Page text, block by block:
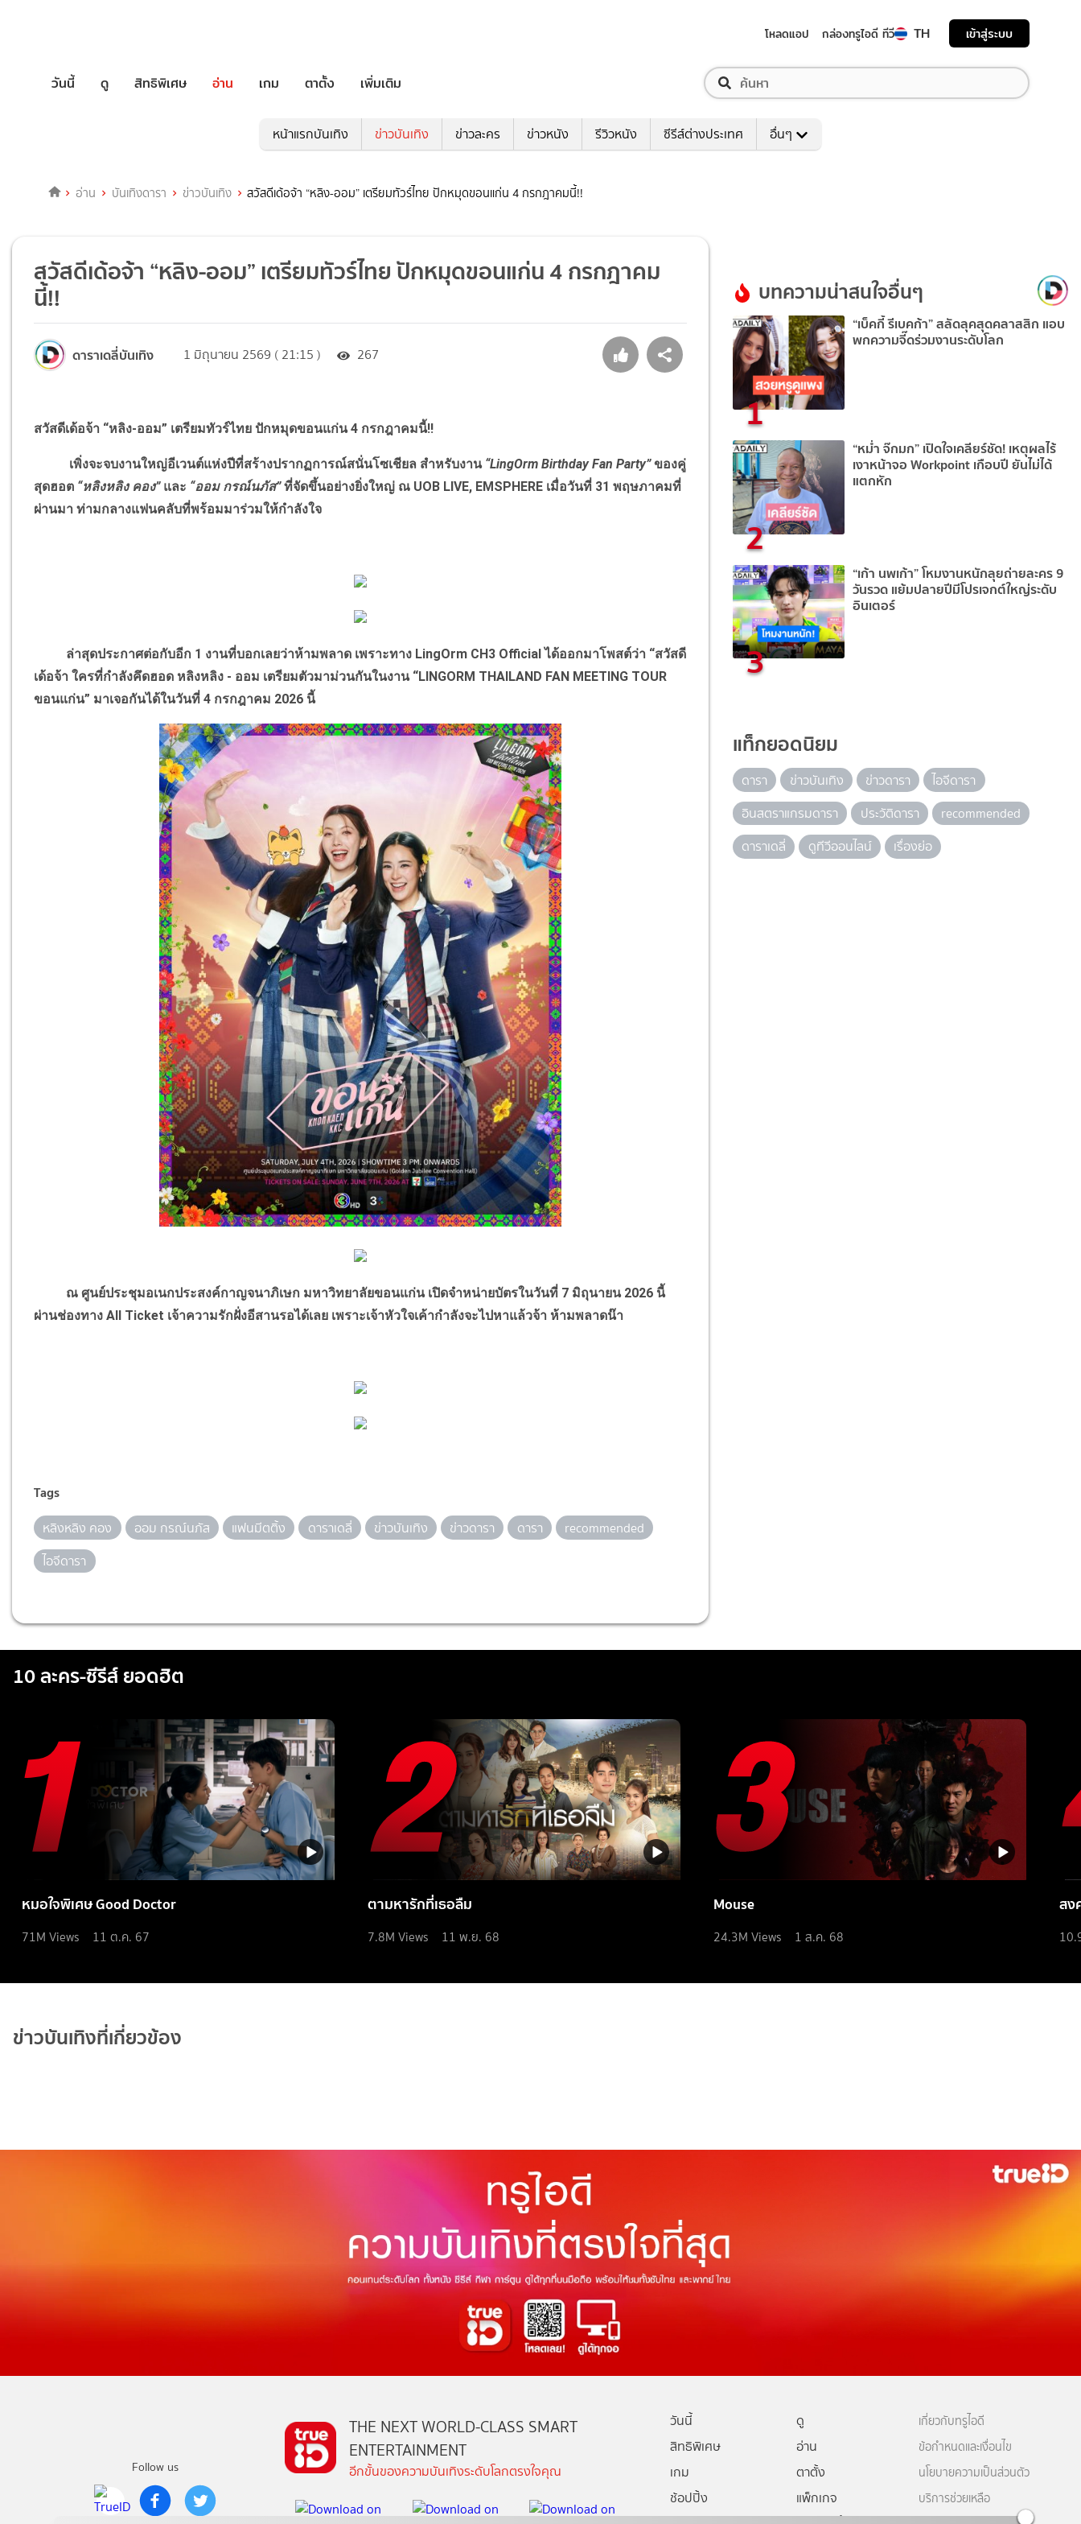
โหลดแอป กล่องทรูไอดี ทีวี TH เข้าสู่ระบบ
วันนี้ ดู สิทธิพิเศษ อ่าน เกม ตาตั้ง เพิ่มเติม
หน้าแรกบันเทิง ข่าวบันเทิง ข่าวละคร ข่าวหนัง รีวิวหนัง ซีรีส์ต่างประเทศ อื่นๆ
อ่าน บันเทิงดารา ข่าวบันเทิง สวัสดีเด้อจ้า “หลิง-ออม” เตรียมทัวร์ไทย ปักหมุดขอนแก่น 4 กรกฎาคมนี้!!
สวัสดีเด้อจ้า “หลิง-ออม” เตรียมทัวร์ไทย ปักหมุดขอนแก่น 4 กรกฎาคม
นี้!!
ดาราเดลี่บันเทิง 1 มิถุนายน 2569 ( 21:15 ) 267
สวัสดีเด้อจ้า “หลิง-ออม” เตรียมทัวร์ไทย ปักหมุดขอนแก่น 4 กรกฎาคมนี้!!
เพิ่งจะจบงานใหญ่อีเวนต์แห่งปีที่สร้างปรากฏการณ์สนั่นโซเชียล สำหรับงาน “LingOrm Birthday Fan Party”ของคู่
สุดฮอต “หลิงหลิง คอง”และ “ออม กรณ์นภัส”ที่จัดขึ้นอย่างยิ่งใหญ่ ณ UOB LIVE, EMSPHERE เมื่อวันที่ 31 พฤษภาคมที่
ผ่านมา ท่ามกลางแฟนคลับที่พร้อมมาร่วมให้กำลังใจ
ล่าสุดประกาศต่อกับอีก 1 งานที่บอกเลยว่าห้ามพลาด เพราะทาง LingOrm CH3 Official ได้ออกมาโพสต์ว่า “สวัสดี
เด้อจ้า ใครที่กำลังคึดฮอด หลิงหลิง - ออม เตรียมตัวมาม่วนกันในงาน “LINGORM THAILAND FAN MEETING TOUR
ขอนแก่น” มาเจอกันได้ในวันที่ 4 กรกฎาคม 2026 นี้
ณ ศูนย์ประชุมอเนกประสงค์กาญจนาภิเษก มหาวิทยาลัยขอนแก่น เปิดจำหน่ายบัตรในวันที่ 7 มิถุนายน 2026 นี้
ผ่านช่องทาง All Ticket เจ้าความรักฝั่งอีสานรอได้เลย เพราะเจ้าหัวใจเค้ากำลังจะไปหาแล้วจ้า ห้ามพลาดน๊า
Tags
หลิงหลิง คอง ออม กรณ์นภัส แฟนมีตติ้ง ดาราเดลี่ ข่าวบันเทิง ข่าวดารา ดารา
recommended
ไอจีดารา
บทความน่าสนใจอื่นๆ
1
“เบ็คกี้ รีเบคก้า” สลัดลุคสุดคลาสสิก แอบ
พกความจี๊ดร่วมงานระดับโลก
2
“หม่ำ จ๊กมก” เปิดใจเคลียร์ชัด! เหตุผลไร้
เงาหน้าจอ Workpoint เกือบปี ยันไม่ได้
แตกหัก
3
“เก้า นพเก้า” โหมงานหนักลุยถ่ายละคร 9
วันรวด แย้มปลายปีมีโปรเจกต์ใหญ่ระดับ
อินเตอร์
แท็กยอดนิยม
ดารา ข่าวบันเทิง ข่าวดารา
ไอจีดารา
อินสตราแกรมดารา
ประวัติดารา
recommended
ดาราเดลี่
ดูทีวีออนไลน์ เรื่องย่อ
10 ละคร-ซีรีส์ ยอดฮิต
หมอใจพิเศษ Good Doctor
71M Views 11 ต.ค. 67
ตามหารักที่เธอลืม
7.8M Views 11 พ.ย. 68
Mouse
24.3M Views 1 ส.ค. 68
สง
ข่าวบันเทิงที่เกี่ยวข้อง
Follow us
THE NEXT WORLD-CLASS SMART
ENTERTAINMENT
อีกขั้นของความบันเทิงระดับโลกตรงใจคุณ
วันนี้
ดู
สิทธิพิเศษ
อ่าน
เกม
ตาตั้ง
ช้อปปิ้ง
แพ็กเกจ
เกี่ยวกับทรูไอดี
ข้อกำหนดและเงื่อนไข
นโยบายความเป็นส่วนตัว
บริการช่วยเหลือ